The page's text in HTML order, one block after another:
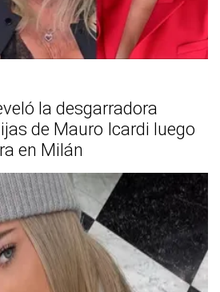
la desgarradora
de Mauro Icardi luego
en Milán